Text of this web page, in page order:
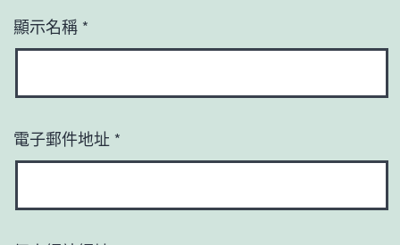
顯示名稱 *
電子郵件地址 *